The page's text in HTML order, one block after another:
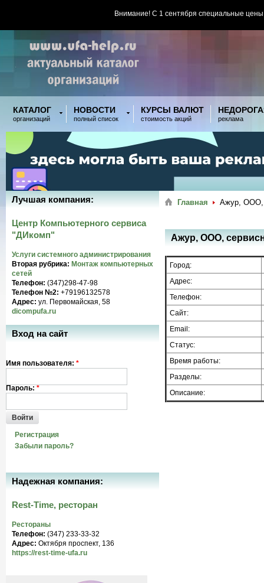
Внимание! С 1 сентября специальные
КАТАЛОГ
организаций
НОВОСТИ
полный список
КУРСЫ ВАЛЮТ
стоимость акций реклама
Главная Ажур, ООО,
Ажур, ООО,
Город:
Адрес:
Телефон:
Сайт:
Email:
Статус:
Время работы:
Разделы:
Описание:
Лучшая компания:
Центр Компьютерного сервиса
"ДИкомп"
Услуги системного администрирования
Вторая рубрика: Монтаж компьютерных
сетей
Телефон: (347)298-47-98
Телефон №2: +79196132578
Адрес: ул. Первомайская, 58
dicompufa.ru
Вход на сайт
Имя пользователя: *
Пароль: *
Войти
Регистрация
Забыли пароль?
Надежная компания:
Rest-Time, ресторан
Рестораны
Телефон: (347) 233-33-32
Адрес: Октября проспект, 136
https://rest-time-ufa.ru